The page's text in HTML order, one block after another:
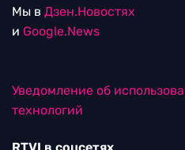
Мы в Дзен.Новостях
и Google.News
Уведомление об
технологий